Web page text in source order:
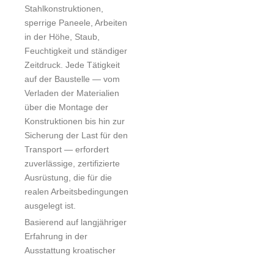
Stahlkonstruktionen,
sperrige Paneele, Arbeiten
in der Höhe, Staub,
Feuchtigkeit und ständiger
Zeitdruck. Jede Tätigkeit
auf der Baustelle — vom
Verladen der Materialien
über die Montage der
Konstruktionen bis hin zur
Sicherung der Last für den
Transport — erfordert
zuverlässige, zertifizierte
Ausrüstung, die für die
realen Arbeitsbedingungen
ausgelegt ist.
Basierend auf langjähriger
Erfahrung in der
Ausstattung kroatischer